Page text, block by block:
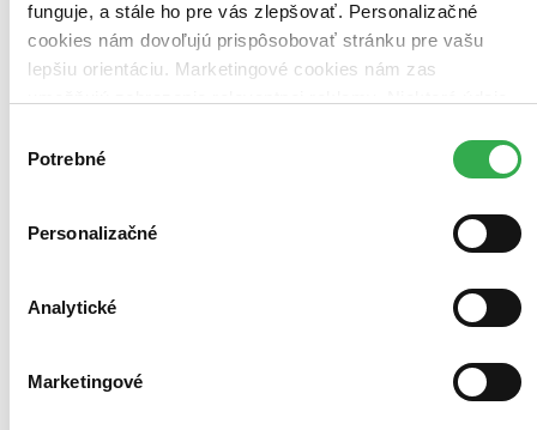
funguje, a stále ho pre vás zlepšovať. Personalizačné
cookies nám dovoľujú prispôsobovať stránku pre vašu
lepšiu orientáciu. Marketingové cookies nám zas
keby sme mohli používať všetky tieto cookies. Ďakujeme!
súhlasu
Potrebné
Personalizačné
Analytické
Marketingové
Pridať do zoznamu
Vložiť do košíka